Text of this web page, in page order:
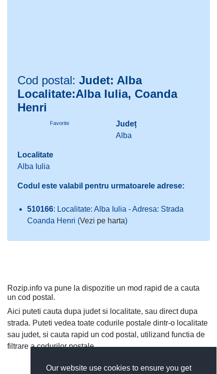
Our website use cookies to ensure you get
Cod postal: Judet: Alba
Localitate:Alba Iulia, Coanda
Henri
Favorite
Județ
Alba
Localitate
Alba Iulia
Codul este valabil pentru urmatoarele adrese:
510166: Localitate: Alba Iulia - Adresa: Strada
Coanda Henri (Vezi pe harta)
Rozip.info va pune la dispozitie un mod rapid de a cauta
un cod postal.
Aici puteti cauta dupa judet si localitate, sau direct dupa
strada. Puteti vedea toate codurile postale dintr-o localitate
sau judet, si cauta rapid un cod postal, utilizand functia de
filtrare a codurilor postale.